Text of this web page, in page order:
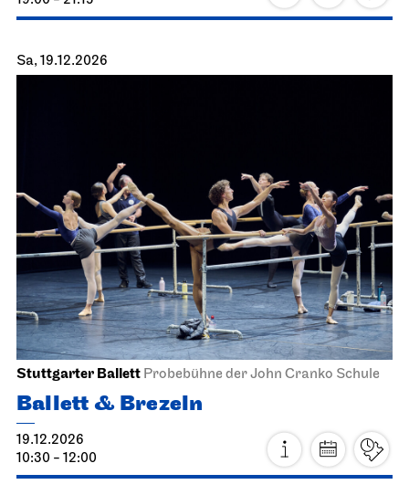
Sa, 19.12.2026
Stuttgarter Ballett Probebühne der John Cranko Schule
Ballett & Brezeln
19.12.2026
10:30 - 12:00